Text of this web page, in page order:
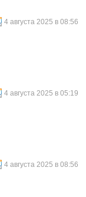
4 августа 2025 в 08:56
4 августа 2025 в 05:19
4 августа 2025 в 08:56